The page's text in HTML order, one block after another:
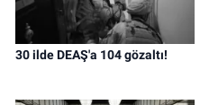
30 ilde DEAŞ'a 104 gözaltı!